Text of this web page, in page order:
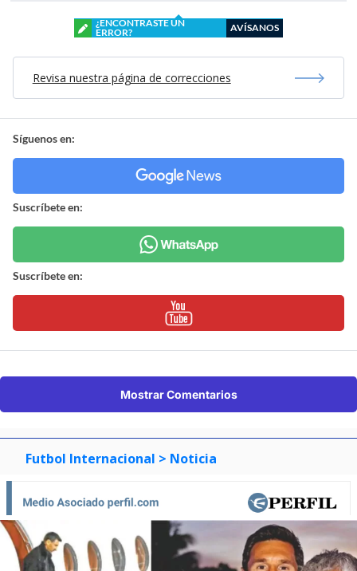
¿ENCONTRASTE UN
ERROR?
AVÍSANOS
Revisa nuestra página de correcciones
Síguenos en:
Suscríbete en:
Suscríbete en:
Mostrar Comentarios
Futbol Internacional > Noticia